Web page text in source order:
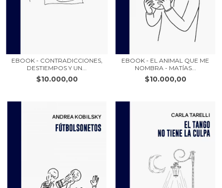
EBOOK - CONTRADICCIONES,
DESTIEMPOS Y UN...
$10.000,00
EBOOK - EL ANIMAL QUE ME
NOMBRA - MATÍAS...
$10.000,00